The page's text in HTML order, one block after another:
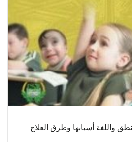
واللغة أسبابها وطرق العلاج